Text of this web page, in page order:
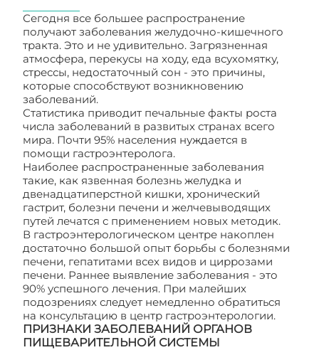
Сегодня все большее распространение
получают заболевания желудочно-кишечного
тракта. Это и не удивительно. Загрязненная
атмосфера, перекусы на ходу, еда всухомятку,
стрессы, недостаточный сон - это причины,
которые способствуют возникновению
заболеваний.
Статистика приводит печальные факты роста
числа заболеваний в развитых странах всего
мира. Почти 95% населения нуждается в
помощи гастроэнтеролога.
Наиболее распространенные заболевания
такие, как язвенная болезнь желудка и
двенадцатиперстной кишки, хронический
гастрит, болезни печени и желчевыводящих
путей лечатся с применением новых методик.
В гастроэнтерологическом центре накоплен
достаточно большой опыт борьбы с болезнями
печени, гепатитами всех видов и циррозами
печени. Раннее выявление заболевания - это
90% успешного лечения. При малейших
подозрениях следует немедленно обратиться
на консультацию в центр гастроэнтерологии.
ПРИЗНАКИ ЗАБОЛЕВАНИЙ ОРГАНОВ
ПИЩЕВАРИТЕЛЬНОЙ СИСТЕМЫ